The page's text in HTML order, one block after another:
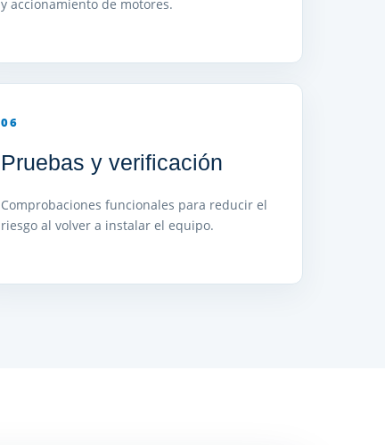
y accionamiento de motores.
06
Pruebas y verificación
Comprobaciones funcionales para reducir el
riesgo al volver a instalar el equipo.